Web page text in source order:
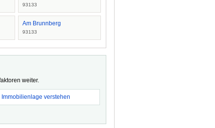
93133
Am Brunnberg
93133
weiter.
Immobilienlage verstehen